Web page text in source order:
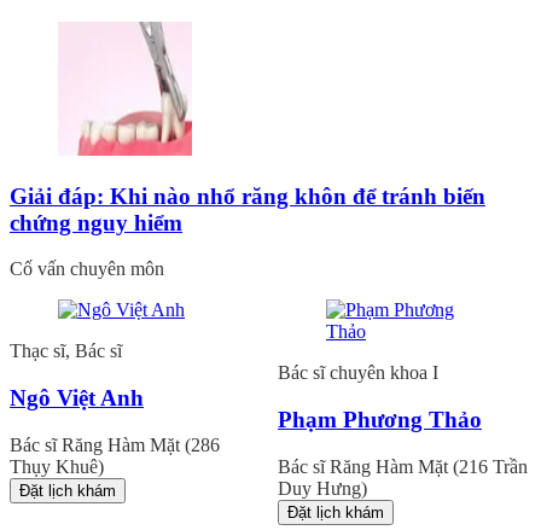
Giải đáp: Khi nào nhổ răng khôn để tránh biến
chứng nguy hiểm
Cố vấn chuyên môn
Thạc sĩ, Bác sĩ
Ngô Việt Anh
Bác sĩ Răng Hàm Mặt (286
Thụy Khuê)
Đặt lịch khám
Bác sĩ chuyên khoa I
Phạm Phương Thảo
Bác sĩ Răng Hàm Mặt (216 Trần
Duy Hưng)
Đặt lịch khám